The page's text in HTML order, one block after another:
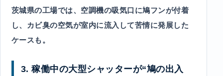
茨城県の工場では、空調機の吸気口に鳩フンが付着
し、カビ臭の空気が室内に流入して苦情に発展した
ケースも。
3. 稼働中の大型シャッターが“鳩の出入